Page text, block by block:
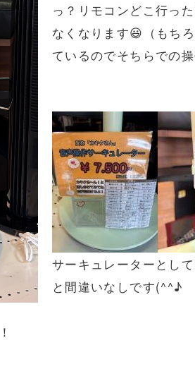
っ？リモコンどこ行っ
なくなります😃（もち
ているのでそちらでの操
サーキュレーターとし
と間違いなしです(^^♪